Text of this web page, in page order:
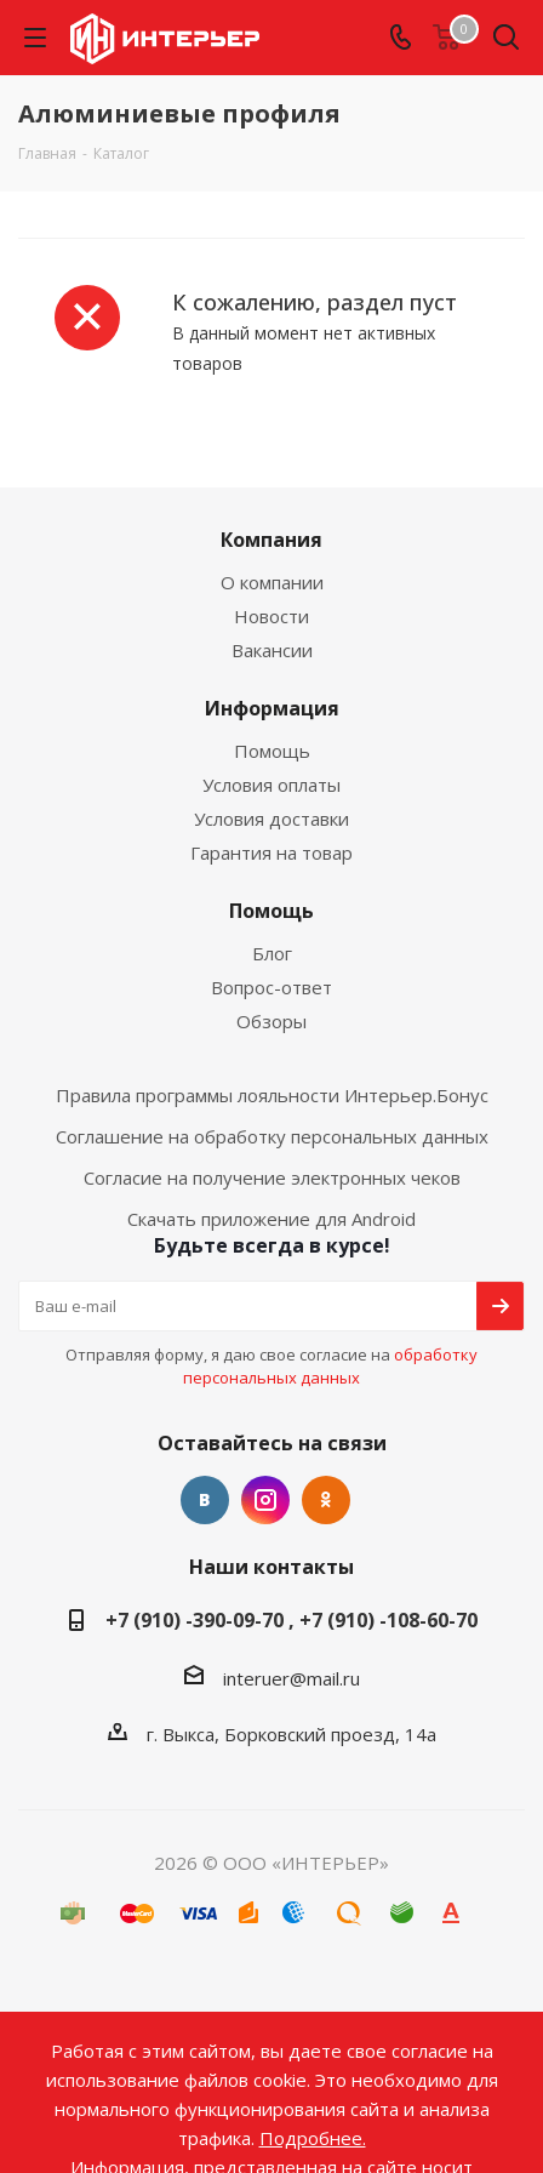
0
Алюминиевые профиля
Главная - Каталог
К сожалению, раздел пуст
В данный момент нет активных
товаров
Компания
О компании
Новости
Вакансии
Информация
Помощь
Условия оплаты
Условия доставки
Гарантия на товар
Помощь
Блог
Вопрос-ответ
Обзоры
Правила программы лояльности Интерьер.Бонус
Соглашение на обработку персональных данных
Согласие на получение электронных чеков
Скачать приложение для Android
Будьте всегда в курсе!
Отправляя форму, я даю свое согласие на обработку
персональных данных
Оставайтесь на связи
Наши контакты
+7 (910) -390-09-70 , +7 (910) -108-60-70
interuer@mail.ru
г. Выкса, Борковский проезд, 14а
2026 © ООО «ИНТЕРЬЕР»
Работая с этим сайтом, вы даете свое согласие на
использование файлов cookie. Это необходимо для
нормального функционирования сайта и анализа
трафика. Подробнее.
Информация, представленная на сайте носит